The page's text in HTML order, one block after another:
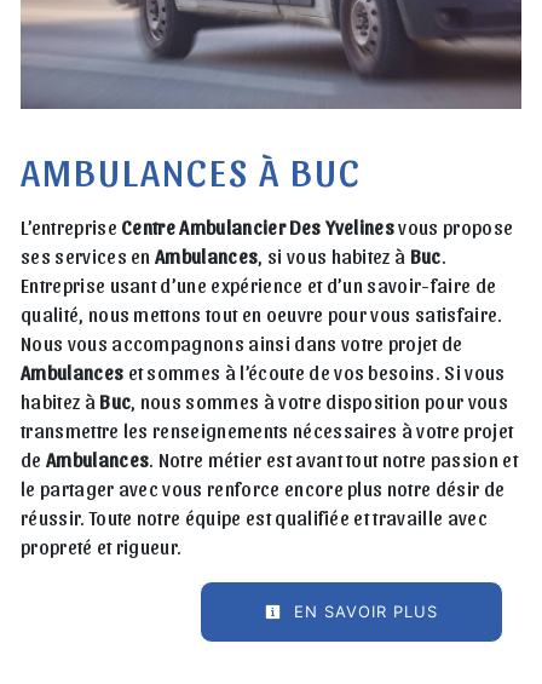
AMBULANCES À BUC
L’entreprise Centre Ambulancier Des Yvelinesvous propose
ses services enAmbulances, si vous habitez à Buc.
Entreprise usant d’une expérience et d’un savoir-faire de
qualité, nous mettons tout en oeuvre pour vous satisfaire.
Nous vous accompagnons ainsi dans votre projet de
Ambulances et sommes à l’écoute de vos besoins. Si vous
habitez à Buc, nous sommes à votre disposition pour vous
transmettre les renseignements nécessaires à votre projet
de Ambulances. Notre métier est avant tout notre passion et
le partager avec vous renforce encore plus notre désir de
réussir. Toute notre équipe est qualifiée et travaille avec
propreté et rigueur.
EN SAVOIR PLUS